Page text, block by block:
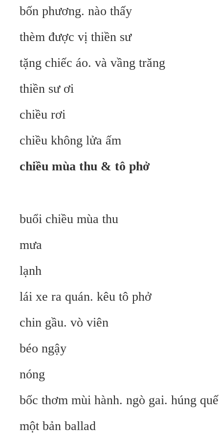
bốn phương. nào thấy
thèm được vị thiền sư
tặng chiếc áo. và vầng trăng
thiền sư ơi
chiều rơi
chiều không lửa ấm
chiều mùa thu & tô phở
buổi chiều mùa thu
mưa
lạnh
lái xe ra quán. kêu tô phở
chin gầu. vò viên
béo ngậy
nóng
bốc thơm mùi hành. ngò gai. húng
một bản ballad